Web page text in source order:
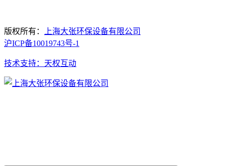
版权所有：
上海大张环保设备有限公司
沪ICP备10019743号-1
技术支持：天权互动